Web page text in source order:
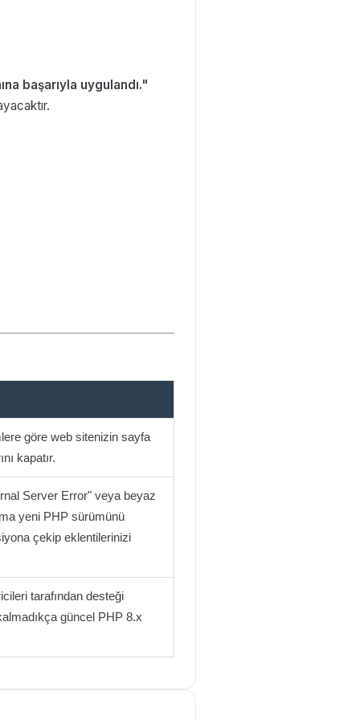
başarıyla uygulandı."
göre web sitenizin sayfa
kapatır.
Server Error" veya beyaz
yeni PHP sürümünü
çekip eklentilerinizi
tarafından desteği
güncel PHP 8.x